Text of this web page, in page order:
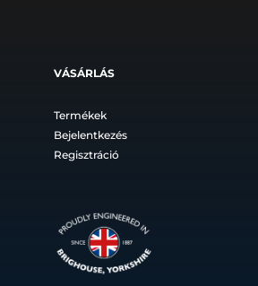
VÁSÁRLÁS
Termékek
Bejelentkezés
Regisztráció